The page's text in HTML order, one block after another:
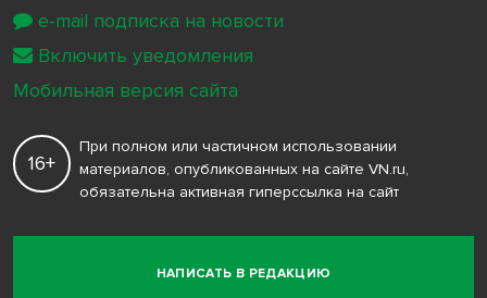
НАПИСАТЬ В РЕДАКЦИЮ
16+
При полном или частичном использовании
материалов, опубликованных на сайте VN.ru,
обязательна активная гиперссылка на сайт
e-mail подписка на новости
Включить уведомления
Мобильная версия сайта